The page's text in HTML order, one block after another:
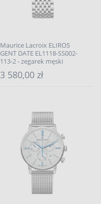
Maurice Lacroix ELIROS
GENT DATE EL1118-SS002-
113-2 - zegarek męski
3 580,00 zł